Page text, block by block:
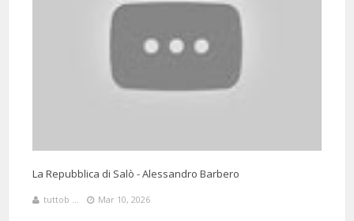
La Repubblica di Salò - Alessandro Barbero
tuttob ... Mar 10, 2026